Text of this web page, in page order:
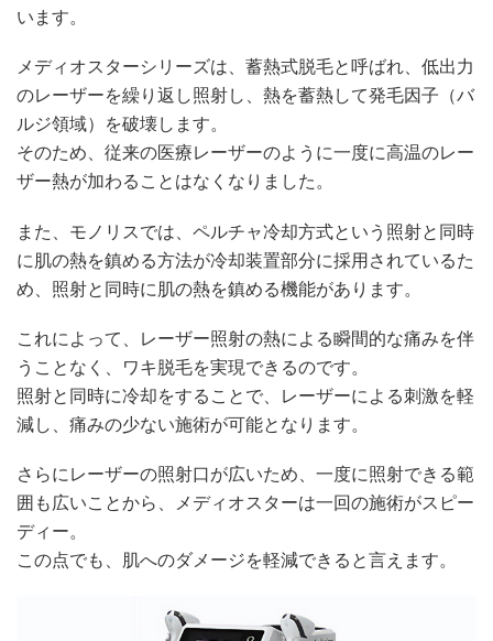
います。
メディオスターシリーズは、蓄熱式脱毛と呼ばれ、低出力
のレーザーを繰り返し照射し、熱を蓄熱して発毛因子（バ
ルジ領域）を破壊します。
そのため、従来の医療レーザーのように一度に高温のレー
ザー熱が加わることはなくなりました。
また、モノリスでは、ペルチャ冷却方式という照射と同時
に肌の熱を鎮める方法が冷却装置部分に採用されているた
め、照射と同時に肌の熱を鎮める機能があります。
これによって、レーザー照射の熱による瞬間的な痛みを伴
うことなく、ワキ脱毛を実現できるのです。
照射と同時に冷却をすることで、レーザーによる刺激を軽
減し、痛みの少ない施術が可能となります。
さらにレーザーの照射口が広いため、一度に照射できる範
囲も広いことから、メディオスターは一回の施術がスピー
ディー。
この点でも、肌へのダメージを軽減できると言えます。